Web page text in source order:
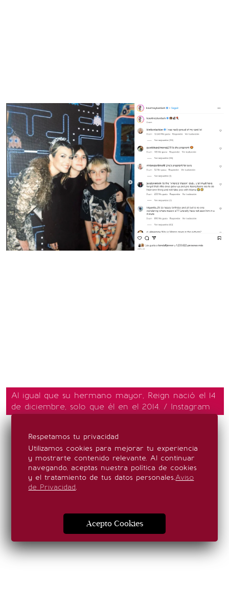
Al igual que su hermano mayor, Reign nació el 14
de diciembre, solo que él en el 2014. / Instagram
Respetamos tu privacidad
Utilizamos cookies para mejorar tu experiencia
y mostrarte contenido relevante. Al continuar
navegando, aceptas nuestra política de cookies
y el tratamiento de tus datos personales.Aviso
de Privacidad.
Acepto Cookies